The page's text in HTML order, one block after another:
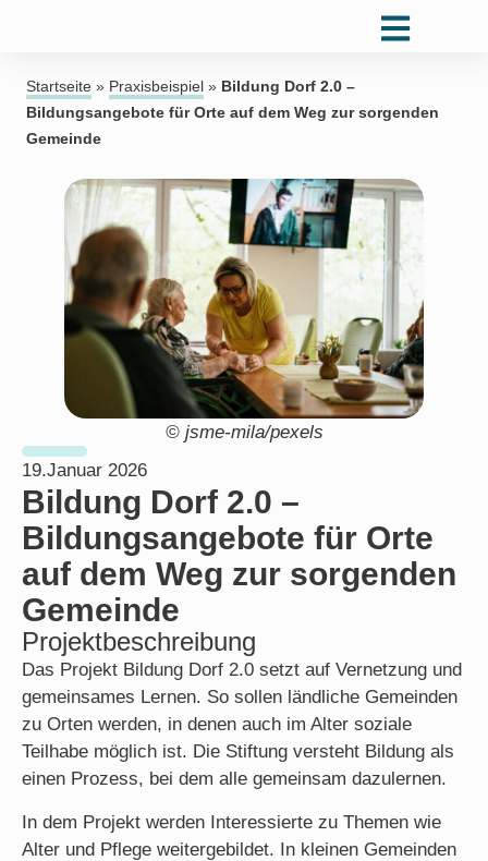
Startseite » Praxisbeispiel » Bildung Dorf 2.0 –
Bildungsangebote für Orte auf dem Weg zur sorgenden
Gemeinde
© jsme-mila/pexels
19.Januar 2026
Bildung Dorf 2.0 –
Bildungsangebote für Orte
auf dem Weg zur sorgenden
Gemeinde
Projektbeschreibung
Das Projekt Bildung Dorf 2.0 setzt auf Vernetzung und
gemeinsames Lernen. So sollen ländliche Gemeinden
zu Orten werden, in denen auch im Alter soziale
Teilhabe möglich ist. Die Stiftung versteht Bildung als
einen Prozess, bei dem alle gemeinsam dazulernen.
In dem Projekt werden Interessierte zu Themen wie
Alter und Pflege weitergebildet. In kleinen Gemeinden